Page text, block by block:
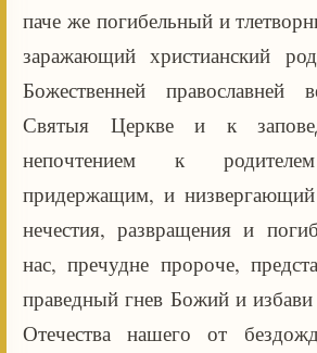
паче же погибельный и
заражающий христианский
Божественней православней
Святыя Церкве и к
непочтением к
придержащим, и
нечестия, развращения и
нас, пречудне пророче,
праведный гнев Божий и
Отечества нашего от